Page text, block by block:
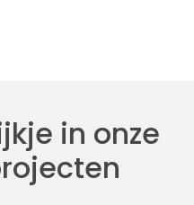
in onze